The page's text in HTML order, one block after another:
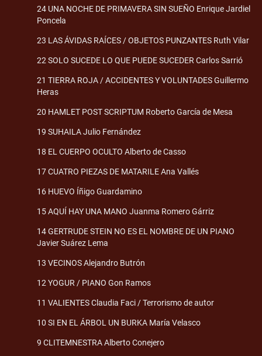
24 UNA NOCHE DE PRIMAVERA SIN SUEÑO Enrique Jardiel
Poncela
23 LAS ÁVIDAS RAÍCES / OBJETOS PUNZANTES Ruth Vilar
22 SOLO SUCEDE LO QUE PUEDE SUCEDER Carlos Sarrió
21 TIERRA ROJA / ACCIDENTES Y VOLUNTADES Guillermo
Heras
20 HAMLET POST SCRIPTUM Roberto García de Mesa
19 SUHAILA Julio Fernández
18 EL CUERPO OCULTO Alberto de Casso
17 CUATRO PIEZAS DE MATARILE Ana Vallés
16 HUEVO Íñigo Guardamino
15 AQUÍ HAY UNA MANO Juanma Romero Gárriz
14 GERTRUDE STEIN NO ES EL NOMBRE DE UN PIANO
Javier Suárez Lema
13 VECINOS Alejandro Butrón
12 YOGUR / PIANO Gon Ramos
11 VALIENTES Claudia Faci / Terrorismo de autor
10 SI EN EL ÁRBOL UN BURKA María Velasco
9 CLITEMNESTRA Alberto Conejero